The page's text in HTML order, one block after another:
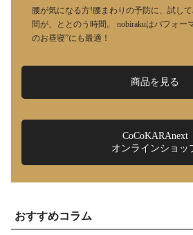
腰が気になる方!腰まわりの予防に、試し
間が、ととのう時間。 nobirakuはパフォー
のお昼寝”にも最適！
商品を見る
CoCoKARAnext
オンラインショッ
おすすめコラム